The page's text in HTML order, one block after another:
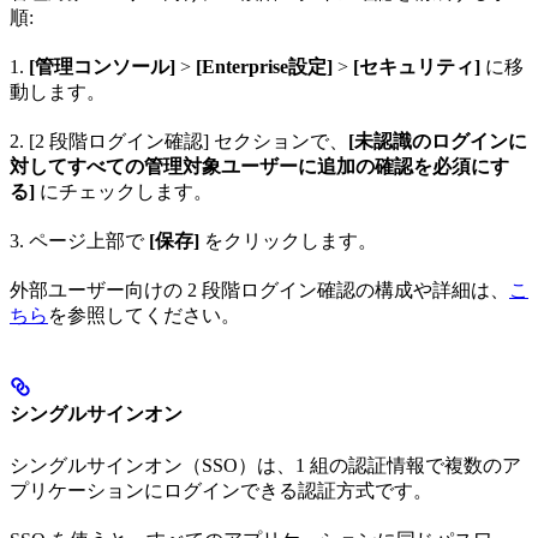
順:
1. [管理コンソール] > [Enterprise設定] > [セキュリティ] に移
動します。
2. [2 段階ログイン確認] セクションで、 [未認識のログインに
対してすべての管理対象ユーザーに追加の確認を必須にす
る] にチェックします。
3. ページ上部で [保存] をクリックします。
外部ユーザー向けの 2 段階ログイン確認の構成や詳細は、
こ
ちら を参照してください。
シングルサインオン
シングルサインオン（SSO）は、1 組の認証情報で複数のア
プリケーションにログインできる認証方式です。